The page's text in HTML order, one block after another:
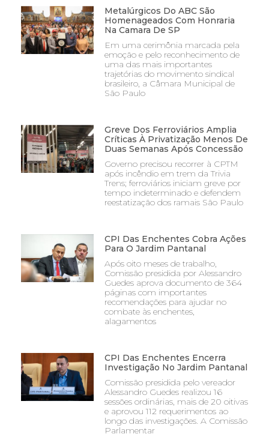
Metalúrgicos Do ABC São
Homenageados Com Honraria
Na Camara De SP
Em uma cerimônia marcada pela
emoção e pelo reconhecimento de
uma das mais importantes
trajetórias do movimento sindical
brasileiro, a Câmara Municipal de
São Paulo
Greve Dos Ferroviários Amplia
Críticas À Privatização Menos De
Duas Semanas Após Concessão
Governo precisou recorrer à CPTM
após incêndio em trem da Trivia
Trens; ferroviários iniciam greve por
tempo indeterminado e defendem
reestatização dos ramais São Paulo
CPI Das Enchentes Cobra Ações
Para O Jardim Pantanal
Após oito meses de trabalho,
Comissão presidida por Alessandro
Guedes aprova documento de 364
páginas com importantes
recomendações para ajudar no
combate às enchentes,
alagamentos
CPI Das Enchentes Encerra
Investigação No Jardim Pantanal
Comissão presidida pelo vereador
Alessandro Guedes realizou 16
sessões ordinárias, mais de 20 oitivas
e aprovou 112 requerimentos ao
longo das investigações. A Comissão
Parlamentar